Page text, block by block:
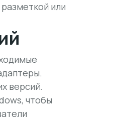
или
версий.
чтобы